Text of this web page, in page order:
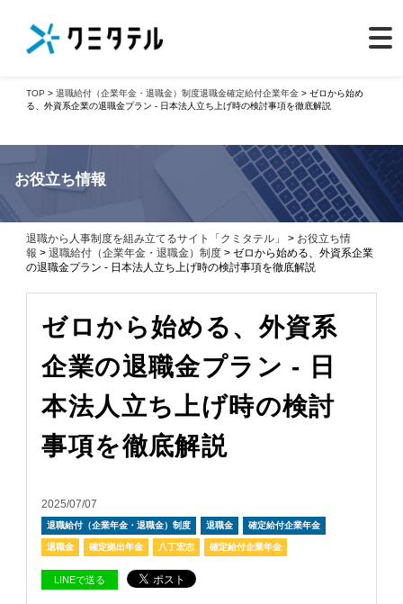
TOP >退職給付（企業年金・退職金）制度退職金確定給付企業年金 > ゼロから始め
る、外資系企業の退職金プラン - 日本法人立ち上げ時の検討事項を徹底解説
お役立ち情報
退職から人事制度を組み立てるサイト「クミタテル」 > お役立ち情
報 >退職給付（企業年金・退職金）制度 > ゼロから始める、外資系企業
の退職金プラン - 日本法人立ち上げ時の検討事項を徹底解説
ゼロから始める、外資系
企業の退職金プラン - 日
本法人立ち上げ時の検討
事項を徹底解説
2025/07/07
退職給付（企業年金・退職金）制度 退職金 確定給付企業年金
退職金 確定拠出年金 八丁宏志 確定給付企業年金
LINEで送る